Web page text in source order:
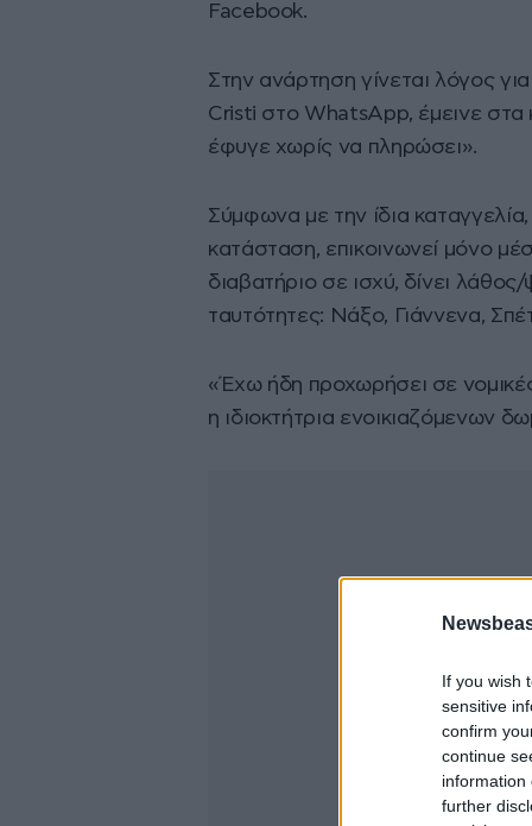
If you wish
sensitive
confirm
continue
information
further
Facebook.
Στην ανάρτηση γίνεται λόγος
Cristi στο WhatsApp, έμεινε στα
έφυγε χωρίς να πληρώσει».
Σύμφωνα με την ίδια
κατάσταση, επικοινωνεί μόνο
διαβατήριο σε ισχύ, δίνει
ταυτότητες: Νάξο, Γιάννενα,
«Έχω ήδη προχωρήσει σε
η ιδιοκτήτρια ενοικιαζόμενων